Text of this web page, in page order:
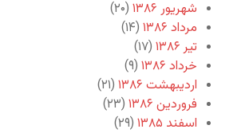
شهریور ۱۳۸۶
(۲۰)
مرداد ۱۳۸۶
(۱۴)
تیر ۱۳۸۶
(۱۷)
خرداد ۱۳۸۶
(۹)
اردیبهشت ۱۳۸۶
(۲۱)
فروردین ۱۳۸۶
(۲۳)
اسفند ۱۳۸۵
(۲۹)